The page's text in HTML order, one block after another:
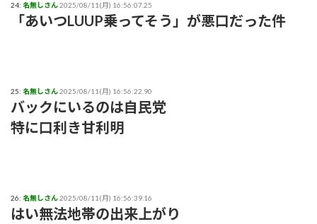
24: 名無しさん2025/08/11(月) 16:56:07.25
「あいつLUUP乗ってそう」が悪口だった件
25: 名無しさん2025/08/11(月) 16:56:22.90
バックにいるのは自民党
特に口利き甘利明
26: 名無しさん2025/08/11(月) 16:56:39.16
はい無法地帯の出来上がり